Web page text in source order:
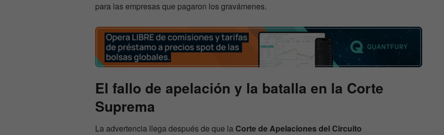
para las empresas que pagaron los gravámenes.
El fallo de apelación y la batalla en la Corte
Suprema
La advertencia llega después de que la Corte de Apelaciones del Circuito